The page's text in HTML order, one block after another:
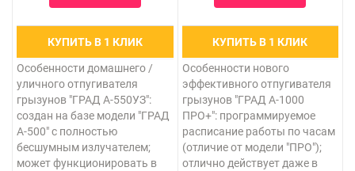
КУПИТЬ В 1 КЛИК
Особенности домашнего /
уличного отпугивателя
грызунов "ГРАД А-550УЗ":
создан на базе модели "ГРАД
А-500" с полностью
бесшумным излучателем;
может функционировать в
КУПИТЬ В 1 КЛИК
Особенности нового
эффективного отпугивателя
грызунов "ГРАД А-1000
ПРО+": программируемое
расписание работы по часам
(отличие от модели "ПРО");
отлично действует даже в